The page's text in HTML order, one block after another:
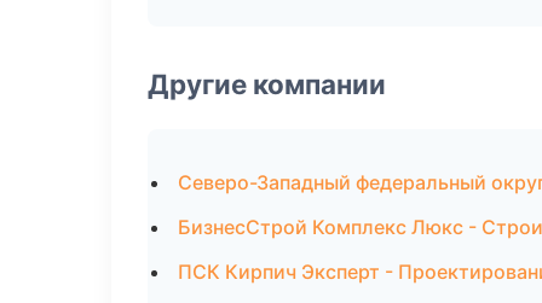
Другие компании
Северо-Западный федеральный
БизнесСтрой Комплекс Люкс -
ПСК Кирпич Эксперт -